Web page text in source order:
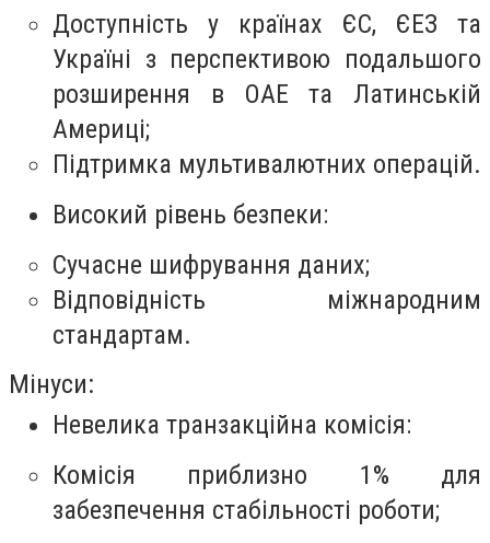
Доступність у країнах ЄС, ЄЕЗ та
Україні з перспективою подальшого
розширення в ОАЕ та Латинській
Америці;
Підтримка мультивалютних операцій.
Високий рівень безпеки:
Сучасне шифрування даних;
Відповідність міжнародним
стандартам.
Мінуси:
Невелика транзакційна комісія:
Комісія приблизно 1% для
забезпечення стабільності роботи;